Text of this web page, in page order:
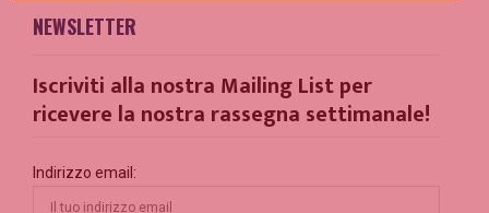
NEWSLETTER
Iscriviti alla nostra Mailing List per
ricevere la nostra rassegna settimanale!
Indirizzo email: